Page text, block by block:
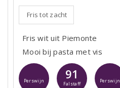
Fris tot zacht
Fris wit uit Piemonte
Mooi bij pasta met vis
Perswijn 91
Falstaff Perswijn